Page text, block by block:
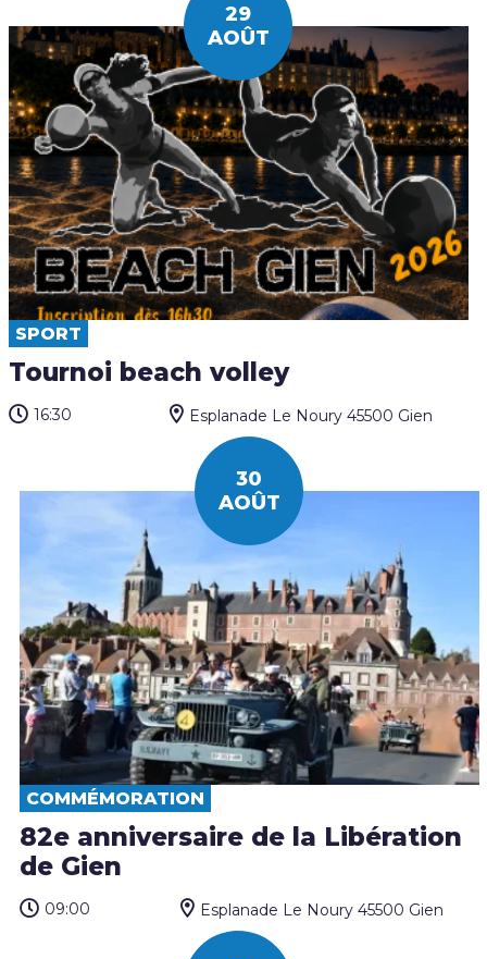
29
AOÛT
SPORT
Tournoi beach volley
16:30 Esplanade Le Noury 45500 Gien
30
AOÛT
COMMÉMORATION
82e anniversaire de la Libération
de Gien
09:00 Esplanade Le Noury 45500 Gien